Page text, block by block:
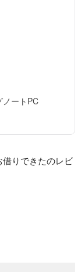
ノートPC
借りできたのレビ